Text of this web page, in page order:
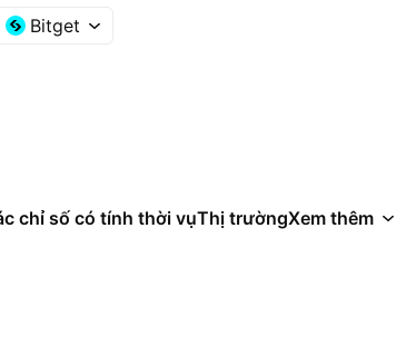
Bitget
chỉ số có tính thời vụThị trườngXem thêm